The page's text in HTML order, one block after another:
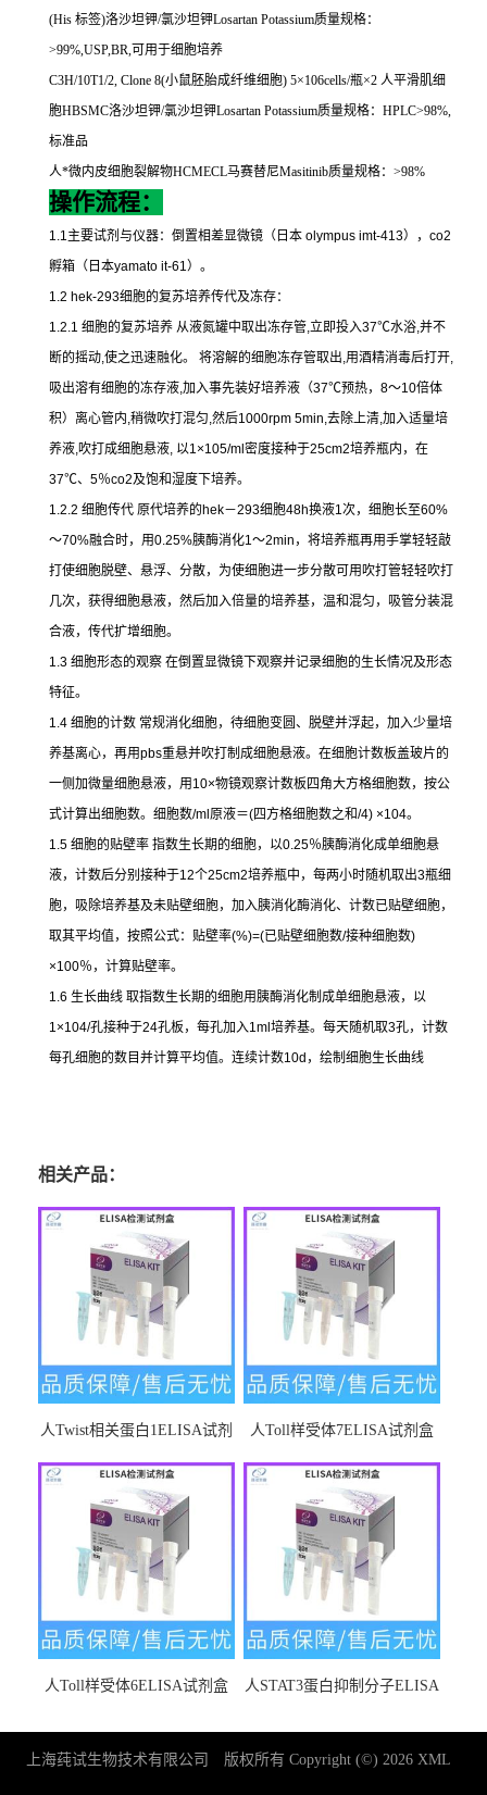
(His 标签)洛沙坦钾/氯沙坦钾Losartan Potassium质量规格：
>99%,USP,BR,可用于细胞培养
C3H/10T1/2, Clone 8(小鼠胚胎成纤维细胞) 5×106cells/瓶×2 人平滑肌细
胞HBSMC洛沙坦钾/氯沙坦钾Losartan Potassium质量规格： HPLC>98%,
标准品
人*微内皮细胞裂解物HCMECL马赛替尼Masitinib质量规格： >98%
操作流程：
1.1主要试剂与仪器：倒置相差显微镜（日本 olympus imt-413）， co2
孵箱（日本yamato it-61）。
1.2 hek-293细胞的复苏培养传代及冻存：
1.2.1 细胞的复苏培养 从液氮罐中取出冻存管,立即投入37℃水浴,并不
断的摇动,使之迅速融化。 将溶解的细胞冻存管取出,用酒精消毒后打开,
吸出溶有细胞的冻存液,加入事先装好培养液（37℃预热， 8～10倍体
积）离心管内,稍微吹打混匀,然后1000rpm 5min,去除上清,加入适量培
养液,吹打成细胞悬液, 以1×105/ml 密度接种于25cm2培养瓶内，在
37℃、 5％co2及饱和湿度下培养。
1.2.2 细胞传代 原代培养的hek－293细胞48h换液1次，细胞长至60%
～70%融合时，用0.25%胰酶消化1～2min ，将培养瓶再用手掌轻轻敲
打使细胞脱壁、悬浮、分散，为使细胞进一步分散可用吹打管轻轻吹打
几次，获得细胞悬液，然后加入倍量的培养基，温和混匀，吸管分装混
合液，传代扩增细胞。
1.3 细胞形态的观察 在倒置显微镜下观察并记录细胞的生长情况及形态
特征。
1.4 细胞的计数 常规消化细胞，待细胞变圆、脱壁并浮起，加入少量培
养基离心，再用pbs重悬并吹打制成细胞悬液。在细胞计数板盖玻片的
一侧加微量细胞悬液，用 10×物镜观察计数板四角大方格细胞数，按公
式计算出细胞数。细胞数/ml 原液＝(四方格细胞数之和/4) ×104。
1.5 细胞的贴壁率 指数生长期的细胞，以0.25％胰酶消化成单细胞悬
液，计数后分别接种于12个25cm2培养瓶中，每两小时随机取出3瓶细
胞，吸除培养基及未贴壁细胞，加入胰消化酶消化、计数已贴壁细胞，
取其平均值，按照公式：贴壁率(%)=(已贴壁细胞数/接种细胞数)
×100％，计算贴壁率。
1.6 生长曲线 取指数生长期的细胞用胰酶消化制成单细胞悬液，以
1×104/孔接种于24孔板，每孔加入1ml 培养基。每天随机取3孔，计数
每孔细胞的数目并计算平均值。连续计数10d ，绘制细胞生长曲线
相关产品：
人Twist相关蛋白1ELISA试剂
人Toll样受体7ELISA试剂盒
人Toll样受体6ELISA试剂盒
人STAT3蛋白抑制分子ELISA
上海莼试生物技术有限公司 版权所有 Copyright (©) 2026 XML